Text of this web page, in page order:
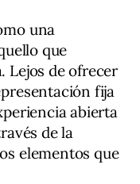
una
que
Lejos de ofrecer
fija
abierta
de la
elementos que